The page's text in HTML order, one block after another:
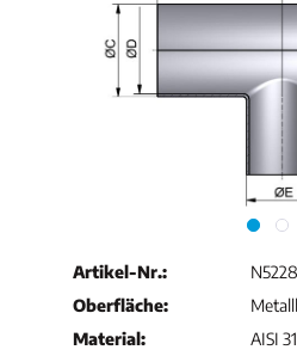
Artikel-Nr.:
Oberfläche:
Material:
AISI